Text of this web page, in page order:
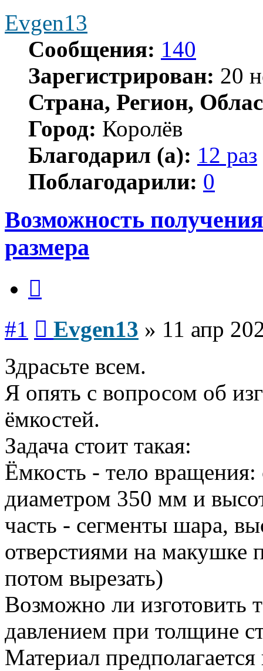
Evgen13
Сообщения: 140
Зарегистрирован: 20
Страна, Регион,
Город: Королёв
Благодарил (а): 12 раз
Поблагодарили: 0
Возможность
размера
#1 Evgen13 » 11 апр
Здрасьте всем.
Я опять с вопросом об
ёмкостей.
Задача стоит такая:
Ёмкость - тело
диаметром 350 мм и
часть - сегменты шара,
отверстиями на
потом вырезать)
Возможно ли изготовить
давлением при толщине
Материал предполагается